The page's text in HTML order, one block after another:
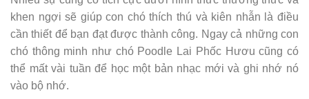
khen ngợi sẽ giúp con chó thích thú và kiên nhẫn là điều
cần thiết để bạn đạt được thành công. Ngay cả những con
chó thông minh như chó Poodle Lai Phốc Hươu cũng có
thể mất vài tuần để học một bản nhạc mới và ghi nhớ nó
vào bộ nhớ.